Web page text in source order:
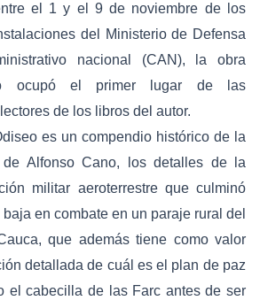
el 1 y el 9 de noviembre de los
del Ministerio de Defensa
nacional (CAN), la obra
ocupó el primer lugar de las
de los libros del autor.
es un compendio histórico de la
de Alfonso Cano, los detalles de la
militar aeroterrestre que culminó
en combate en un paraje rural del
que además tiene como valor
detallada de cuál es el plan de paz
el cabecilla de las Farc antes de ser